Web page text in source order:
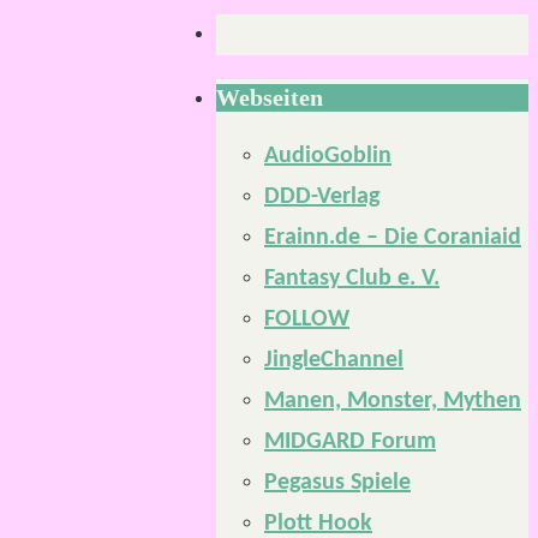
Webseiten
AudioGoblin
DDD-Verlag
Erainn.de – Die Coraniaid
Fantasy Club e. V.
FOLLOW
JingleChannel
Manen, Monster, Mythen
MIDGARD Forum
Pegasus Spiele
Plott Hook